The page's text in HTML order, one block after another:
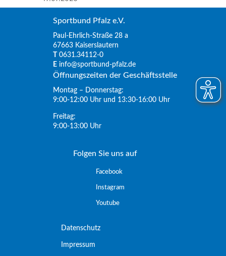
Sportbund Pfalz e.V.
Paul-Ehrlich-Straße 28 a
67663 Kaiserslautern
T0631.34112-0
E info@sportbund-pfalz.de
Öffnungszeiten der Geschäftsstelle
Montag – Donnerstag:
9:00-12:00 Uhr und 13:30-16:00 Uhr
Freitag:
9:00-13:00 Uhr
Folgen Sie uns auf
Facebook
Instagram
Youtube
Datenschutz
Impressum